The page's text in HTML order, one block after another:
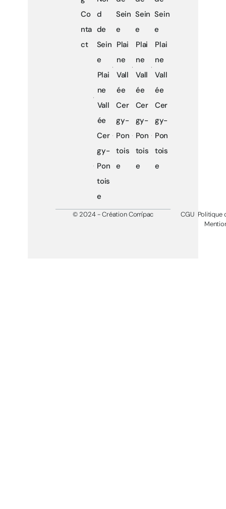
Co
nta
ct
d
de
Sein
e
Plai
ne
Vall
ée
Cer
gy-
Pon
tois
e
Sein
e
Plai
ne
Vall
ée
Cer
gy-
Pon
tois
e
Sein
e
Plai
ne
Vall
ée
Cer
gy-
Pon
tois
e
Sein
e
Plai
ne
Vall
ée
Cer
gy-
Pon
tois
e
© 2024 - Création Com'pac CGU Politique